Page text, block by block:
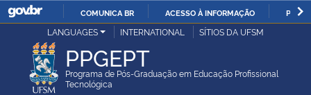
IR
O
COMUNICA BR ACESSO À INFORMAÇÃO
Ministério da Justiça e Segurança Pública
LANGUAGES INTERNATIONAL SÍTIOS DA UFSM
PPGEPT
Programa de Pós-Graduação em Educação Profissional
Tecnológica